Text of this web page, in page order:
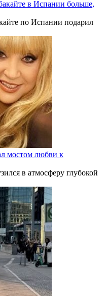
в Испании больше,
по Испании подарил
мостом любви к
в атмосферу глубокой